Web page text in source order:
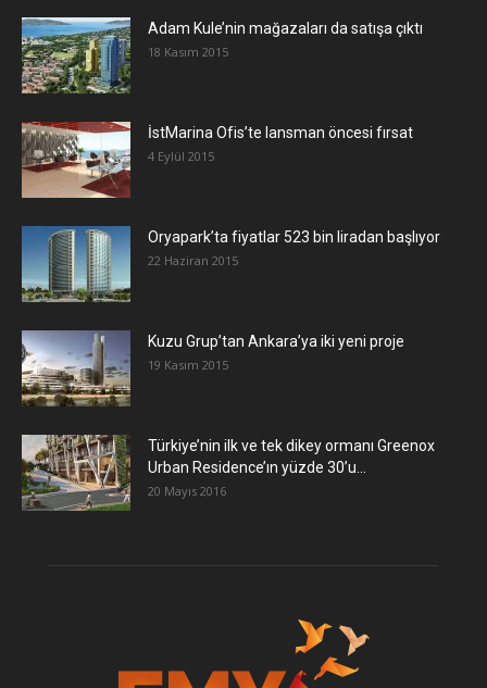
Adam Kule’nin mağazaları da satışa çıktı
18 Kasım 2015
İstMarina Ofis’te lansman öncesi fırsat
4 Eylül 2015
Oryapark’ta fiyatlar 523 bin liradan başlıyor
22 Haziran 2015
​Kuzu Grup’tan Ankara’ya iki yeni proje
19 Kasım 2015
Türkiye’nin ilk ve tek dikey ormanı Greenox
Urban Residence’ın yüzde 30’u...
20 Mayıs 2016